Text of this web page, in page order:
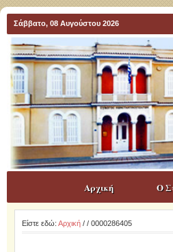
Σάββατο, 08 Αυγούστου 2026
Αρχική Ο
Είστε εδώ: Αρχική/ / 0000286405